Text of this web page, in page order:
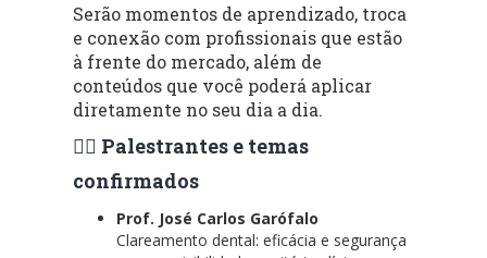
Serão momentos de aprendizado, troca
e conexão com profissionais que estão
à frente do mercado, além de
conteúdos que você poderá aplicar
diretamente no seu dia a dia.
👨‍⚕️ Palestrantes e temas
confirmados
Prof. José Carlos Garófalo
Clareamento dental: eficácia e segurança